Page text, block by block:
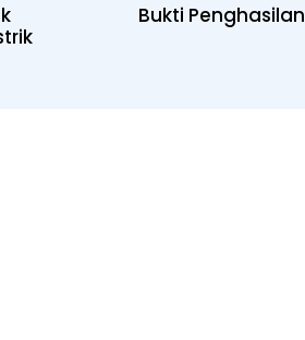
Bukti Penghasilan